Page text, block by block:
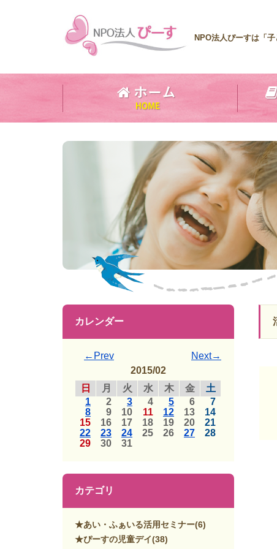
NPO法人ぴーすは「
カレンダー
←Prev
Next→
2015/02
日
月 火 水 木 金
土
1
2 3 4 5 6
7
8
9 10 11 12 13
14
15
16 17 18 19 20
21
22
23 24 25 26 27
28
29
30 31
カテゴリ
★あい・ふぁいる活用セミナー(6)
★ぴーすの児童デイ(38)